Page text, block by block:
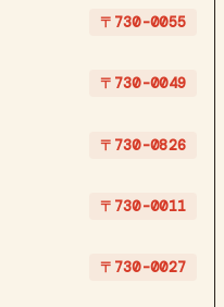
〒730-0055
〒730-0049
〒730-0826
〒730-0011
〒730-0027